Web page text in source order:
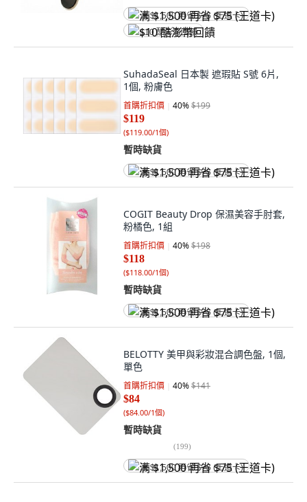
满 $1,500 再省 $75 (王道卡)
$10 酷澎幣回饋
SuhadaSeal 日本製 遮瑕貼 S號 6片,
1個, 粉膚色
首購折扣價 40%$199
$119
($119.00/1個)
暫時缺貨
满 $1,500 再省 $75 (王道卡)
COGIT Beauty Drop 保濕美容手肘套,
粉橘色, 1組
首購折扣價 40%$198
$118
($118.00/1個)
暫時缺貨
满 $1,500 再省 $75 (王道卡)
BELOTTY 美甲與彩妝混合調色盤, 1個,
單色
首購折扣價 40%$141
$84
($84.00/1個)
暫時缺貨
(199)
满 $1,500 再省 $75 (王道卡)